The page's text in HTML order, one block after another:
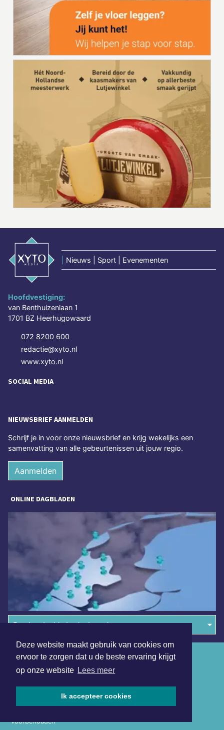
Deze website maakt gebruik van cookies om
ervoor te zorgen dat u de beste ervaring krijgt
op onze website Lees meer
Ik accepteer cookies
Nieuws | Sport | Evenementen
Hoofdvestiging:
van Benthuizenlaan 1
1701 BZ Heerhugowaard
072 8200 600
redactie@xyto.nl
www.xyto.nl
SOCIAL MEDIA
NIEUWSBRIEF AANMELDEN
Schrijf je in voor onze nieuwsbrief en krijg wekelijks een
samenvatting van alle gebeurtenissen uit jouw regio.
Aanmelden
ONLINE DAGBLADEN
Overige dagbladen in de regio
voorbehouden
Algemene voorwaarden
Disclaimer